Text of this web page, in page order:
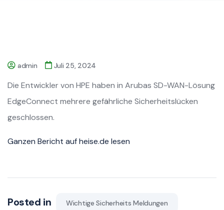
admin Juli 25, 2024
Die Entwickler von HPE haben in Arubas SD-WAN-Lösung
EdgeConnect mehrere gefährliche Sicherheitslücken
geschlossen.
Ganzen Bericht auf heise.de lesen
Posted in Wichtige Sicherheits Meldungen